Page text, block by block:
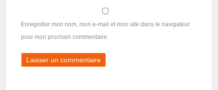
Enregistrer mon nom, mon e-mail et mon site dans le navigateur
pour mon prochain commentaire.